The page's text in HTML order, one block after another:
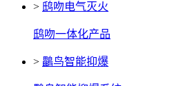
> 鸱吻电气灭火
鸱吻一体化产品
> 鸓鸟智能抑爆